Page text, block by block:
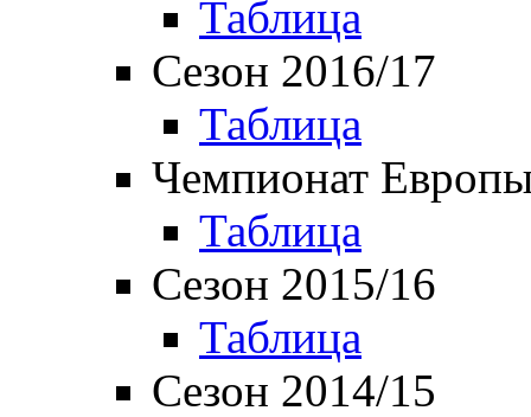
Таблица
Сезон 2016/17
Таблица
Чемпионат
Таблица
Сезон 2015/16
Таблица
Сезон 2014/15